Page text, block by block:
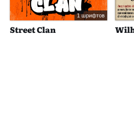
1 шрифтов
Street Clan